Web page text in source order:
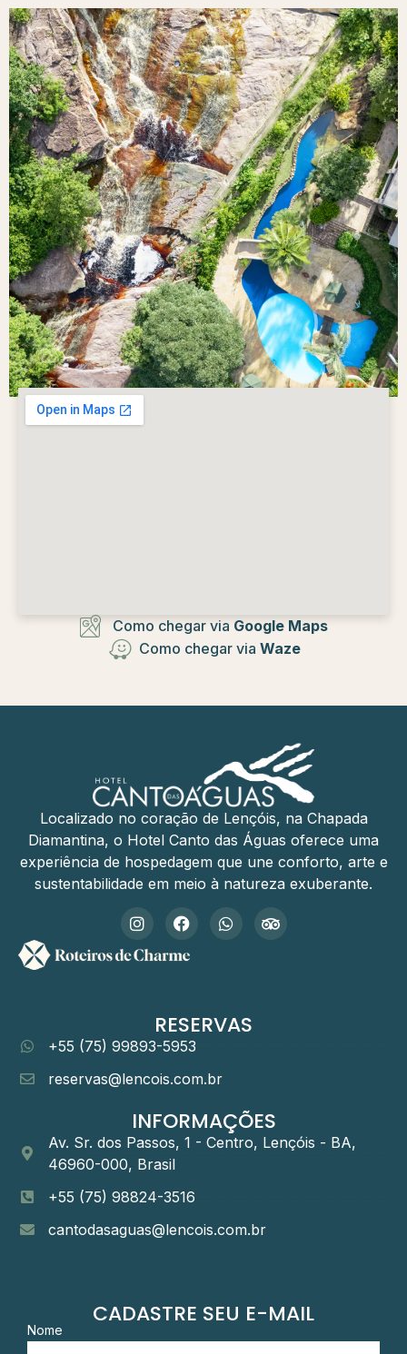
Como chegar via Google Maps
Como chegar viaWaze
Localizado no coração de Lençóis, na Chapada
Diamantina, o Hotel Canto das Águas oferece uma
experiência de hospedagem que une conforto, arte e
sustentabilidade em meio à natureza exuberante.
RESERVAS
+55 (75) 99893-5953
reservas@lencois.com.br
INFORMAÇÕES
Av. Sr. dos Passos, 1 - Centro, Lençóis - BA,
46960-000, Brasil
+55 (75) 98824-3516
cantodasaguas@lencois.com.br
CADASTRE SEU E-MAIL
Nome